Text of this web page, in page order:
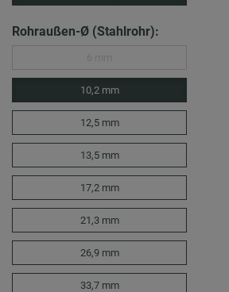
Rohraußen-Ø (Stahlrohr):
10,2 mm
12,5 mm
13,5 mm
17,2 mm
21,3 mm
26,9 mm
33,7 mm